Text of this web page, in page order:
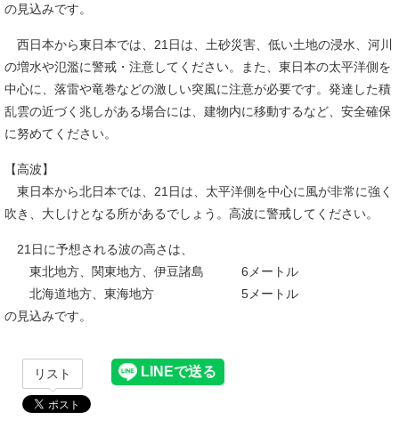
の見込みです。
西日本から東日本では、21日は、土砂災害、低い土地の浸水、河川
の増水や氾濫に警戒・注意してください。また、東日本の太平洋側を
中心に、落雷や竜巻などの激しい突風に注意が必要です。発達した積
乱雲の近づく兆しがある場合には、建物内に移動するなど、安全確保
に努めてください。
【高波】
東日本から北日本では、21日は、太平洋側を中心に風が非常に強く
吹き、大しけとなる所があるでしょう。高波に警戒してください。
21日に予想される波の高さは、
東北地方、関東地方、伊豆諸島 6メートル
北海道地方、東海地方 5メートル
の見込みです。
リスト